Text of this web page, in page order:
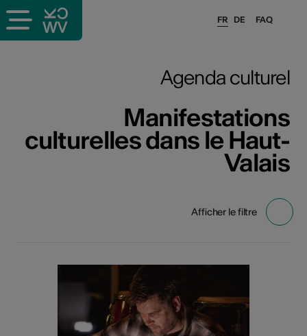
FAQ
FR DE
Agenda culturel
Manifestations
culturelles dans le Haut-
Valais
Afficher le filtre